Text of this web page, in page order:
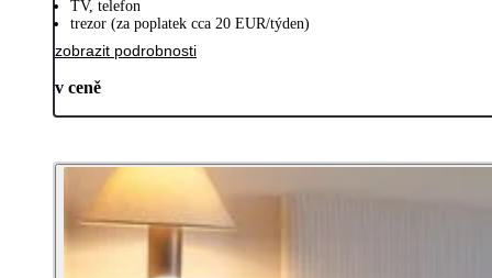
TV, telefon
trezor (za poplatek cca 20 EUR/týden)
zobrazit podrobnosti
v ceně